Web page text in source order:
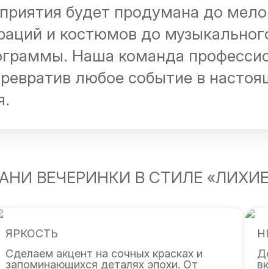
будет продумана до
и костюмов до
Наша команда
любое событие в
ВЕЧЕРИНКИ В СТИЛЕ
ЯРКОСТЬ
Сделаем акцент на сочных красках и
запоминающихся деталях эпохи. От